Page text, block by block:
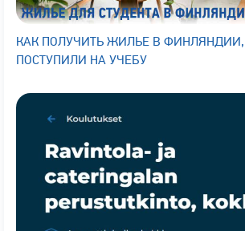
КАК ПОЛУЧИТЬ ЖИЛЬЕ В
ПОСТУПИЛИ НА УЧЕБУ